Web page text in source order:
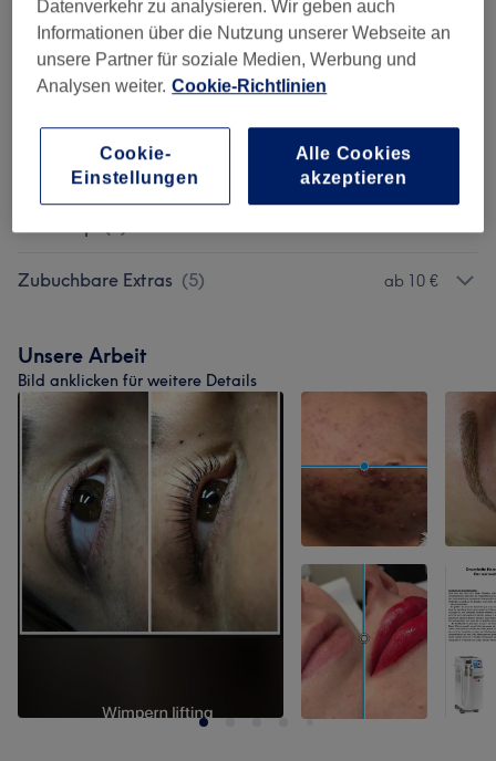
Hautanalyse Visia Gen7 Canfield (1)
Gesichtsbehandlungen (32 ) ab 25 €
Permanent Make Up ( ab 99 €
Zubuchbare Extras (5) ab 10 €
Unsere Arbeit
Bild anklicken für weitere Details
Datenverkehr zu analysieren. Wir geben auch
Informationen über die Nutzung unserer Webseite an
unsere Partner für soziale Medien, Werbung und
Analysen weiter. Cookie-Richtlinien
Cookie-
Einstellungen
Alle Cookies
akzeptieren